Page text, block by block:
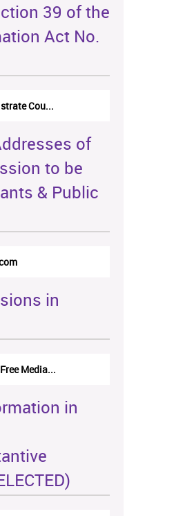
39 of the
Act No.
Cou...
of
to be
& Public
in
Media...
in